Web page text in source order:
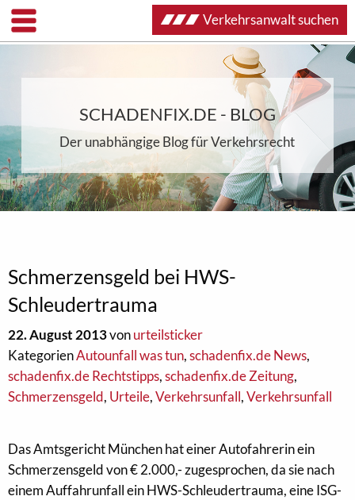
SCHADENFIX.DE - BLOG
Der unabhängige Blog für Verkehrsrecht
Schmerzensgeld bei HWS-
Schleudertrauma
22. August 2013vonurteilsticker
KategorienAutounfall was tun,schadenfix.de News,
schadenfix.de Rechtstipps,schadenfix.de Zeitung,
Schmerzensgeld, Urteile,Verkehrsunfall,Verkehrsunfall
Das Amtsgericht München hat einer Autofahrerin ein
Schmerzensgeld von € 2.000,- zugesprochen, da sie nach
einem Auffahrunfall ein HWS-Schleudertrauma, eine ISG-
Verkehrsanwalt suchen